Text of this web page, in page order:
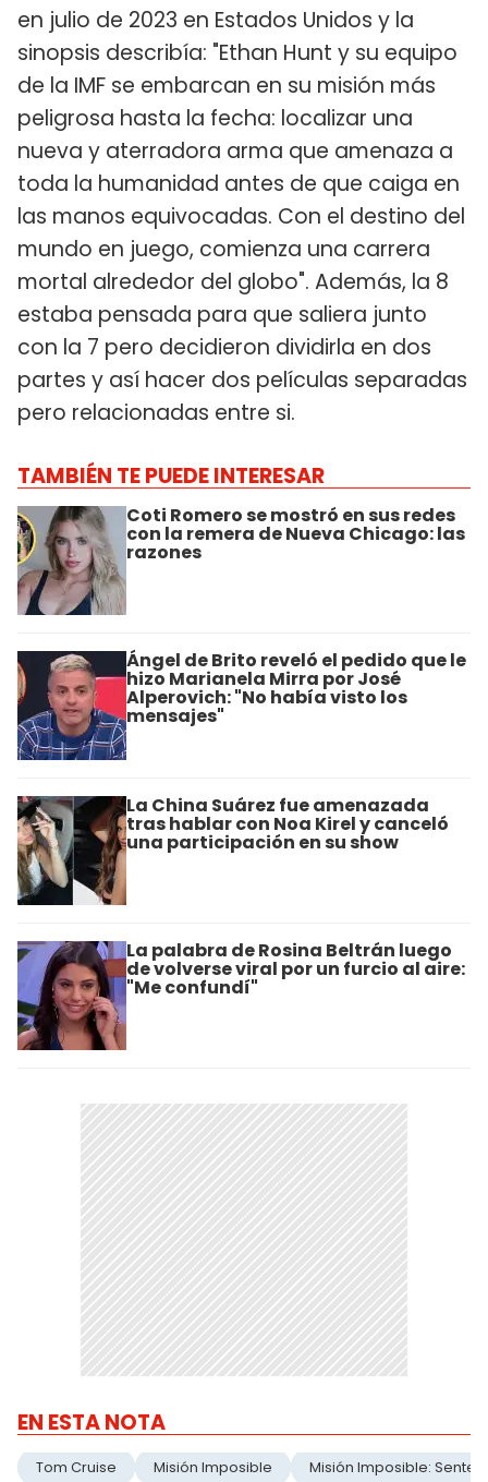
en julio de 2023 en Estados Unidos y la
sinopsis describía: "Ethan Hunt y su equipo
de la IMF se embarcan en su misión más
peligrosa hasta la fecha: localizar una
nueva y aterradora arma que amenaza a
toda la humanidad antes de que caiga en
las manos equivocadas. Con el destino del
mundo en juego, comienza una carrera
mortal alrededor del globo". Además, la 8
estaba pensada para que saliera junto
con la 7 pero decidieron dividirla en dos
partes y así hacer dos películas separadas
pero relacionadas entre si.
TAMBIÉN TE PUEDE INTERESAR
Coti Romero se mostró en sus redes
con la remera de Nueva Chicago: las
razones
Ángel de Brito reveló el pedido que le
hizo Marianela Mirra por José
Alperovich: "No había visto los
mensajes"
La China Suárez fue amenazada
tras hablar con Noa Kirel y canceló
una participación en su show
La palabra de Rosina Beltrán luego
de volverse viral por un furcio al aire:
"Me confundí"
EN ESTA NOTA
Tom Cruise Misión Imposible Misión Imposible: